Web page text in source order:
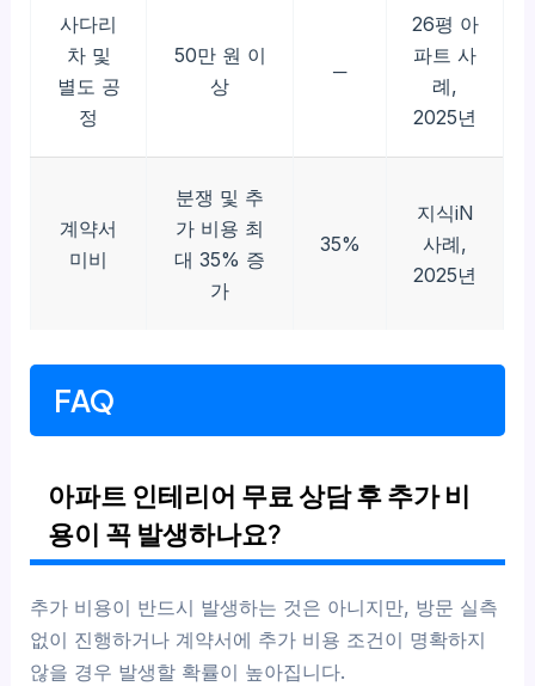
사다리
차 및
별도 공
정
50만 원 이
상
─
26평 아
파트 사
례,
2025년
계약서
미비
분쟁 및 추
가 비용 최
대 35% 증
가
35%
지식iN
사례,
2025년
FAQ
아파트 인테리어 무료 상담 후 추가 비
용이 꼭 발생하나요?
추가 비용이 반드시 발생하는 것은 아니지만, 방문 실측
없이 진행하거나 계약서에 추가 비용 조건이 명확하지
않을 경우 발생할 확률이 높아집니다.